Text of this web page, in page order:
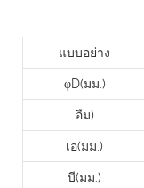
แบบอย่าง
φD(มม.)
อืม)
เอ(มม.)
บี(มม.)